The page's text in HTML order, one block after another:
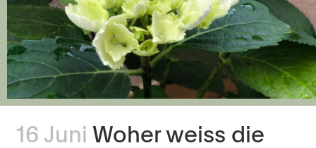
16 Juni Woher weiss die